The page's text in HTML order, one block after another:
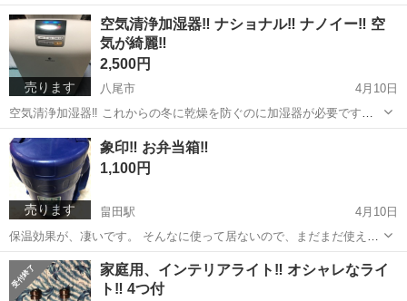
宜しくお願い致します。
大阪 八尾市 内装、インテリア 軽自動車
売ります
空気清浄加湿器‼️ ナショナル‼️ ナノイー‼️ 空
気が綺麗‼️
2,500円
八尾市
4月10日
空気清浄加湿器‼️ これからの冬に乾燥を防ぐのに加湿器が必要ですけ
ど、空気も一緒に綺麗にしてくれるナノイーは大変便利ですよ。 宜し
くお願い致しますね。
大阪 八尾市 スポーツ 空気
売ります
象印‼️ お弁当箱‼️
1,100円
畠田駅
4月10日
保温効果が、凄いです。 そんなに使って居ないので、まだまだ使えま
すよ。 宜しくお願い致します‼️
奈良 北葛城郡 畠田駅 家庭用品 弁当箱
家庭用、インテリアライト‼️ オシャレなライ
ト‼️ 4つ付